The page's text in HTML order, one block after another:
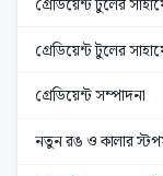
গ্রেডিয়েন্ট টুলের
গ্রেডিয়েন্ট টুলের
গ্রেডিয়েন্ট সম্পাদনা
নতুন রঙ ও কালার